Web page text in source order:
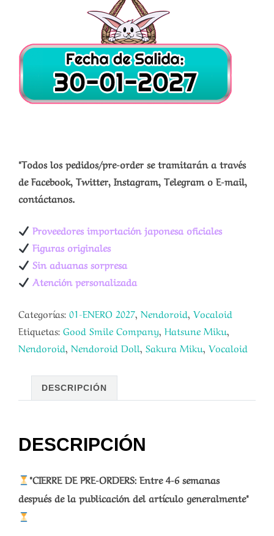
*Todos los pedidos/pre-order se tramitarán a través
de Facebook, Twitter, Instagram, Telegram o E-mail,
contáctanos.
Proveedores importación japonesa oficiales
Figuras originales
Sin aduanas sorpresa
Atención personalizada
Categorías: 01-ENERO 2027, Nendoroid, Vocaloid
Etiquetas: Good Smile Company, Hatsune Miku,
Nendoroid, Nendoroid Doll, Sakura Miku, Vocaloid
DESCRIPCIÓN
DESCRIPCIÓN
*CIERRE DE PRE-ORDERS: Entre 4-6 semanas
después de la publicación del artículo generalmente*